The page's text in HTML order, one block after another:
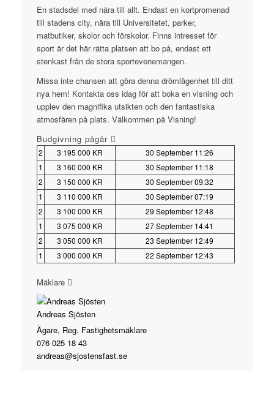
En stadsdel med nära till allt. Endast en kortpromenad
till stadens city, nära till Universitetet, parker,
matbutiker, skolor och förskolor. Finns intresset för
sport är det här rätta platsen att bo på, endast ett
stenkast från de stora sportevenemangen.
Missa inte chansen att göra denna drömlägenhet till ditt
nya hem! Kontakta oss idag för att boka en visning och
upplev den magnifika utsikten och den fantastiska
atmosfären på plats. Välkommen på Visning!
Budgivning pågår
2 3 195 000 KR
30 September 11:26
1
3 160 000 KR
30 September 11:18
2
3 150 000 KR
30 September 09:32
1
3 110 000 KR
30 September 07:19
2
3 100 000 KR
29 September 12:48
1
3 075 000 KR
27 September 14:41
2
3 050 000 KR
23 September 12:49
1
3 000 000 KR 22 September 12:43
Mäklare
Andreas Sjösten
Ägare, Reg. Fastighetsmäklare
076 025 18 43
andreas@sjostensfast.se